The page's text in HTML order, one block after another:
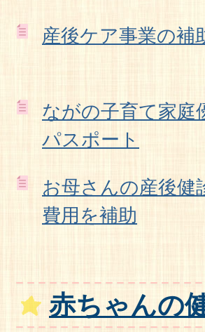
産後ケア事業の補
ながの子育て家庭
パスポート
お母さんの産後健
費用を補助
赤ちゃんの